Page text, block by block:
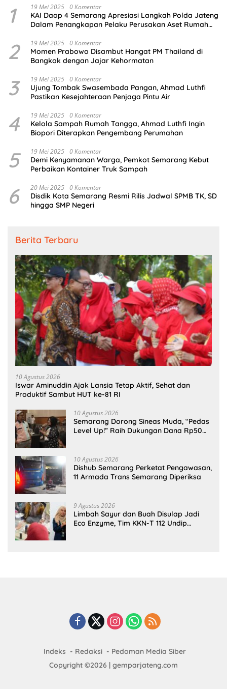
1 19 Mei 2025 0 Komentar
KAI Daop 4 Semarang Apresiasi Langkah Polda Jateng
Dalam Penangkapan Pelaku Perusakan Aset Rumah
2 19 Mei 2025 0 Komentar
Momen Prabowo Disambut Hangat PM Thailand di
Bangkok dengan Jajar Kehormatan
3 19 Mei 2025 0 Komentar
Ujung Tombak Swasembada Pangan, Ahmad Luthfi
Pastikan Kesejahteraan Penjaga Pintu Air
4 19 Mei 2025 0 Komentar
Kelola Sampah Rumah Tangga, Ahmad Luthfi Ingin
Biopori Diterapkan Pengembang Perumahan
5 19 Mei 2025 0 Komentar
Demi Kenyamanan Warga, Pemkot Semarang Kebut
Perbaikan Kontainer Truk Sampah
6 20 Mei 2025 0 Komentar
Disdik Kota Semarang Resmi Rilis Jadwal SPMB TK, SD
hingga SMP Negeri
Berita Terbaru
10 Agustus 2026
Iswar Aminuddin Ajak Lansia Tetap Aktif, Sehat dan
Produktif Sambut HUT ke-81 RI
10 Agustus 2026
Semarang Dorong Sineas Muda, “Pedas
Level Up!” Raih Dukungan Dana Rp50
10 Agustus 2026
Dishub Semarang Perketat Pengawasan,
11 Armada Trans Semarang Diperiksa
9 Agustus 2026
Limbah Sayur dan Buah Disulap Jadi
Eco Enzyme, Tim KKN-T 112 Undip
Indeks Redaksi
Pedoman Media Siber
Copyright ©2026 | gemparjateng.com